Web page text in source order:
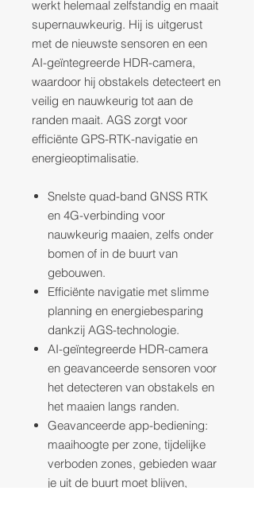
werkt helemaal zelfstandig en maait
supernauwkeurig. Hij is uitgerust
met de nieuwste sensoren en een
AI-geïntegreerde HDR-camera,
waardoor hij obstakels detecteert en
veilig en nauwkeurig tot aan de
randen maait. AGS zorgt voor
efficiënte GPS-RTK-navigatie en
energieoptimalisatie.
Snelste quad-band GNSS RTK
en 4G-verbinding voor
nauwkeurig maaien, zelfs onder
bomen of in de buurt van
gebouwen.
Efficiënte navigatie met slimme
planning en energiebesparing
dankzij AGS-technologie.
AI-geïntegreerde HDR-camera
en geavanceerde sensoren voor
het detecteren van obstakels en
het maaien langs randen.
Geavanceerde app-bediening:
maaihoogte per zone, tijdelijke
verboden zones, gebieden waar
je uit de buurt moet blijven,